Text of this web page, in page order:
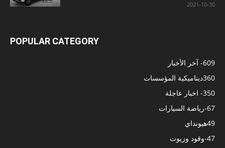
2021-10-30
POPULAR CATEGORY
- آخر الأخبار609
ديناميكية المؤسسات360
- اخبار عاجلة350
-رياضة السيارات67
هيونداي49
-وقود وزيوت47